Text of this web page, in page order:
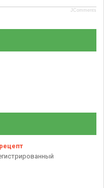
JComments